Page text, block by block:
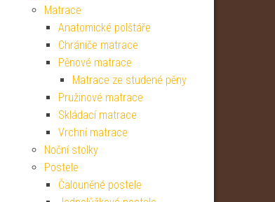
Matrace
Anatomické polštáře
Chrániče matrace
Pěnové matrace
Matrace ze studené pěny
Pružinové matrace
Skládací matrace
Vrchní matrace
Noční stolky
Postele
Čalouněné postele